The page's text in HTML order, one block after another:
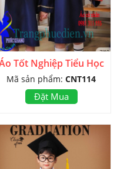
Tốt Nghiệp Tiểu Học
Mã sản phẩm: CNT114
Đặt Mua